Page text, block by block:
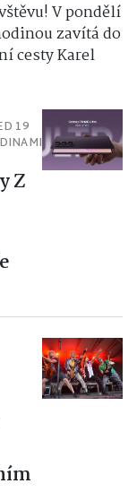
V pondělí
zavítá do
cesty Karel
19
Z